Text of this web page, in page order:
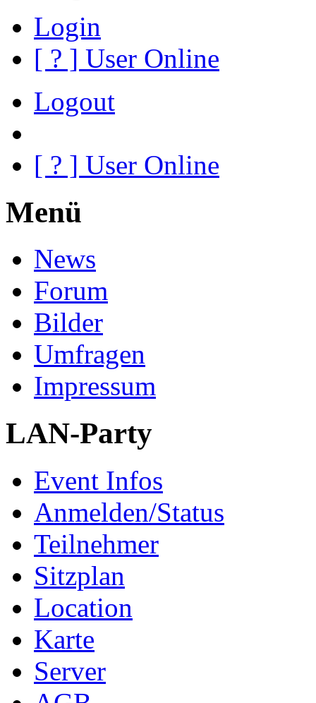
Login
[ ? ] User Online
Logout
[ ? ] User Online
Menü
News
Forum
Bilder
Umfragen
Impressum
LAN-Party
Event Infos
Anmelden/Status
Teilnehmer
Sitzplan
Location
Karte
Server